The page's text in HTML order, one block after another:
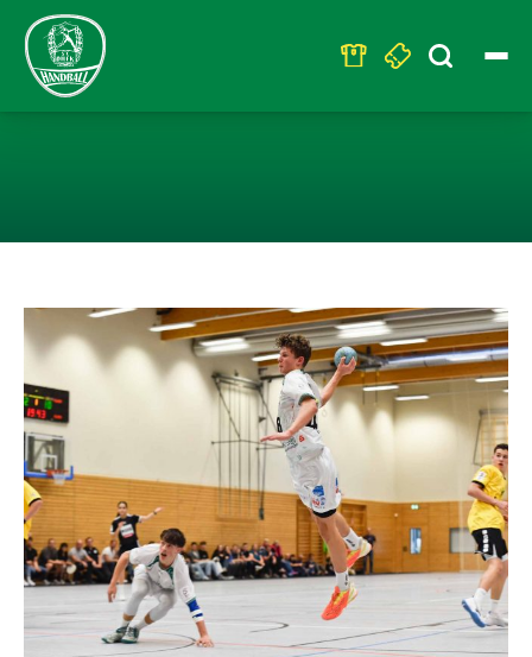
Search
for: